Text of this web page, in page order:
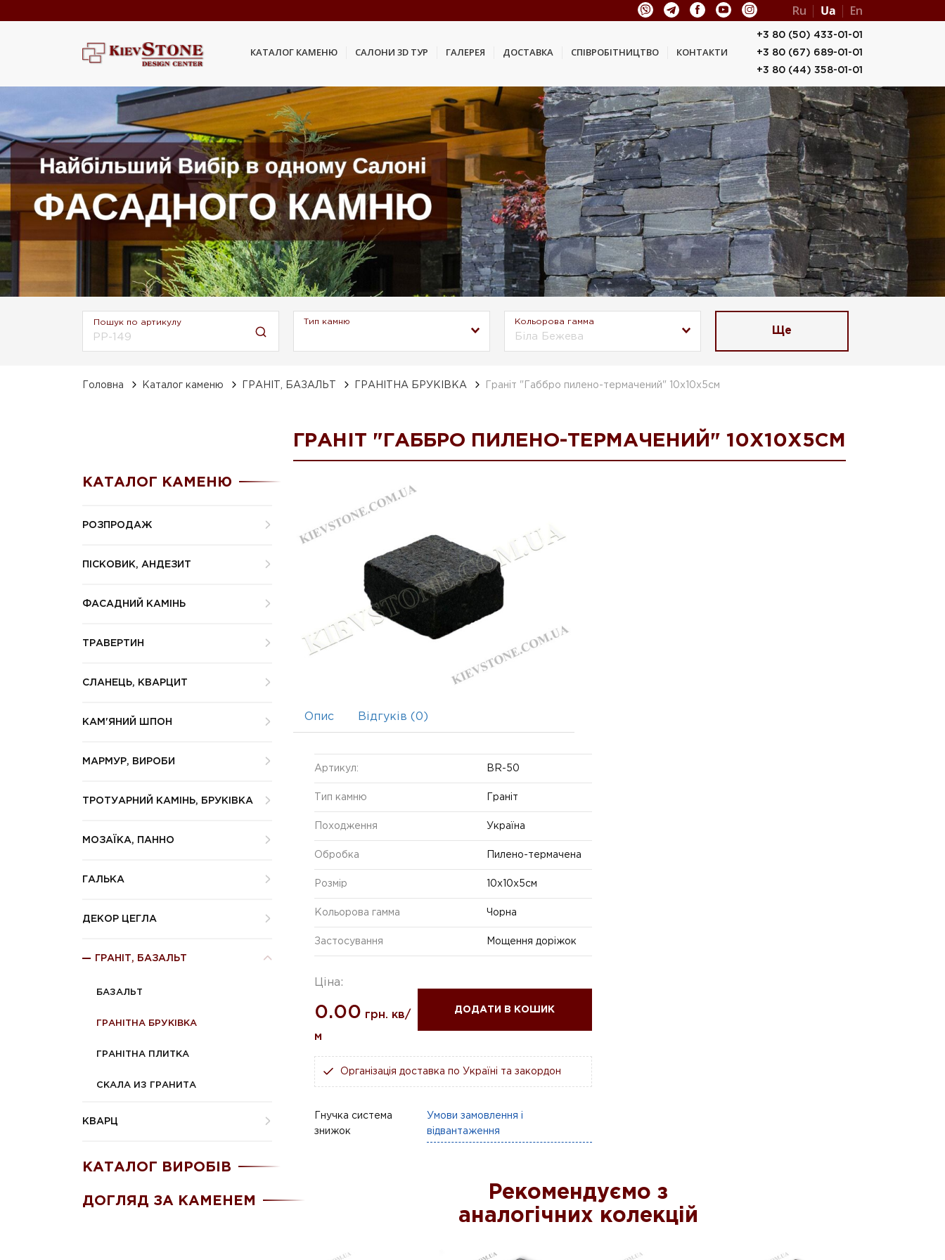
Ru Ua En
КАТАЛОГ КАМЕНЮ САЛОНИ 3D ТУР ГАЛЕРЕЯ ДОСТАВКА СПІВРОБІТНИЦТВО КОНТАКТИ
+3 80 (50) 433-01-01
+3 80 (67) 689-01-01
+3 80 (44) 358-01-01
Пошук по артикулу Тип камню Кольорова гамма
Біла Бежева Ще
Головна Каталог каменю ГРАНІТ, БАЗАЛЬТ ГРАНІТНА БРУКІВКА Граніт "Габбро пилено-термачений" 10х10х5см
КАТАЛОГ КАМЕНЮ
РОЗПРОДАЖ
ПІСКОВИК, АНДЕЗИТ
ФАСАДНИЙ КАМІНЬ
ТРАВЕРТИН
СЛАНЕЦЬ, КВАРЦИТ
КАМ'ЯНИЙ ШПОН
МАРМУР, ВИРОБИ
ТРОТУАРНИЙ КАМІНЬ, БРУКІВКА
МОЗАЇКА, ПАННО
ГАЛЬКА
ДЕКОР ЦЕГЛА
ГРАНІТ, БАЗАЛЬТ
БАЗАЛЬТ
ГРАНІТНА БРУКІВКА
ГРАНІТНА ПЛИТКА
СКАЛА ИЗ ГРАНИТА
КВАРЦ
КАТАЛОГ ВИРОБІВ
ДОГЛЯД ЗА КАМЕНЕМ
ГРАНІТ "ГАББРО ПИЛЕНО-ТЕРМАЧЕНИЙ" 10Х10Х5СМ
Опис Відгуків (0)
Артикул: BR-50
Тип камню Граніт
Походження Україна
Обробка Пилено-термачена
Розмір 10х10х5см
Кольорова гамма Чорна
Застосування Мощення доріжок
Ціна:
0.00 грн. кв/
м
ДОДАТИ В КОШИК
Організація доставка по Україні та закордон
Гнучка система
знижок
Умови замовлення і
відвантаження
Рекомендуємо з
аналогічних колекцій